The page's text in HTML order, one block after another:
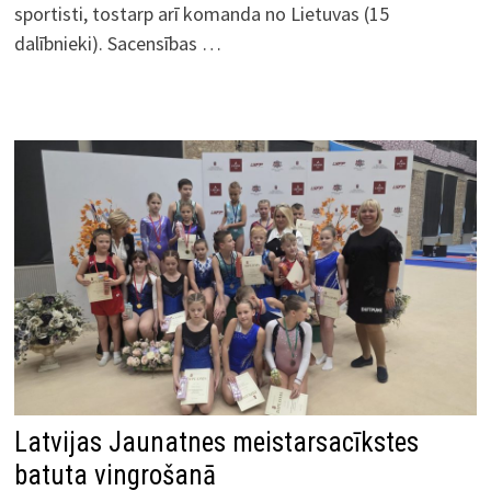
sportisti, tostarp arī komanda no Lietuvas (15
dalībnieki). Sacensības …
Latvijas Jaunatnes meistarsacīkstes
batuta vingrošanā